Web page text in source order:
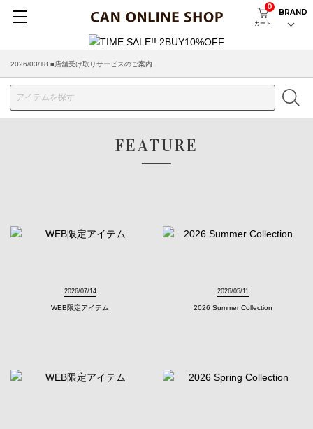
カート
0
BRAND
2026/03/18 ■店舗受け取りサービスのご案内
FEATURE
2026/07/14
WEB限定アイテム
2026/05/11
2026 Summer Collection